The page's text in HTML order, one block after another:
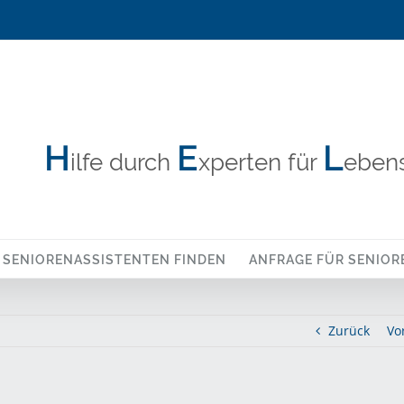
Hilfe durch Experten für L
SENIORENASSISTENTEN FINDEN ANFRAGE FÜR
Zurück